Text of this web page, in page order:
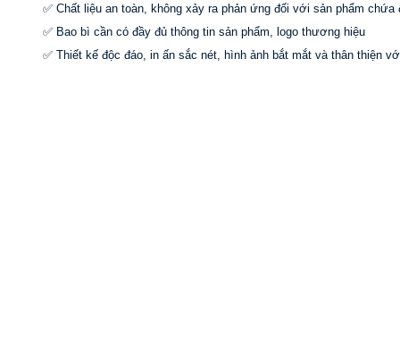
✅ Chất liệu an toàn, không xảy ra phản ứng đối với sản phẩm chứa
✅ Bao bì cần có đầy đủ thông tin sản phẩm, logo thương hiệu
✅ Thiết kế độc đáo, in ấn sắc nét, hình ảnh bắt mắt và thân thiện